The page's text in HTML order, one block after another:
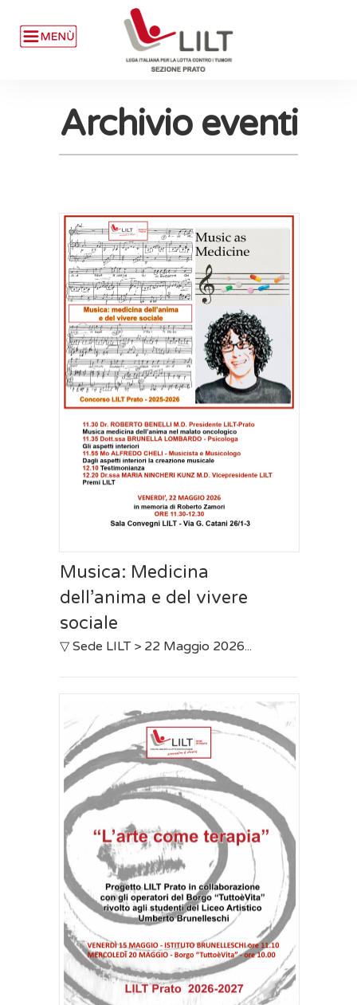
Archivio eventi
Musica: Medicina
dell’anima e del vivere
sociale
▽ Sede LILT > 22 Maggio 2026...